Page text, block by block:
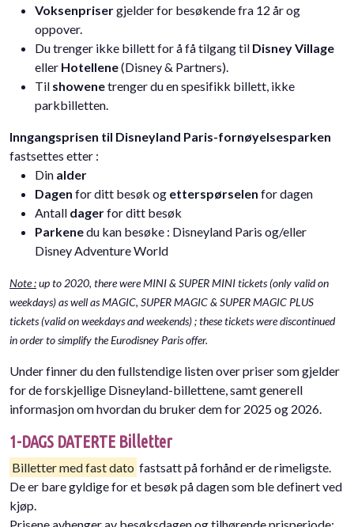
Voksenprisergjelder for besøkende fra 12 år og
oppover.
Du trenger ikke billett for å få tilgang til Disney Village
eller Hotellene(Disney & Partners).
Til showenetrenger du en spesifikk billett, ikke
parkbilletten.
Inngangsprisen til Disneyland Paris-fornøyelsesparken
fastsettes etter :
Din alder
Dagen for ditt besøk og etterspørselen for dagen
Antall dagerfor ditt besøk
Parkenedu kan besøke : Disneyland Paris og/eller
Disney Adventure World
Note :up to 2020, there were MINI & SUPER MINI tickets (only valid on
weekdays) as well as MAGIC, SUPER MAGIC & SUPER MAGIC PLUS
tickets (valid on weekdays and weekends) ; these tickets were discontinued
in order to simplify the Eurodisney Paris offer.
Under finner du den fullstendige listen over priser som gjelder
for de forskjellige Disneyland-billettene, samt generell
informasjon om hvordan du bruker dem for 2025 og 2026.
1-DAGS DATERTE Billetter
Billetter med fast dato fastsatt på forhånd er de rimeligste.
De er bare gyldige for et besøk på dagen som ble definert ved
kjøp.